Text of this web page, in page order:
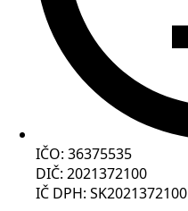
IČO: 36375535
DIČ: 2021372100
IČ DPH: SK2021372100